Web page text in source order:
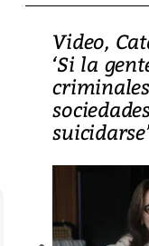
Video,
‘Si la